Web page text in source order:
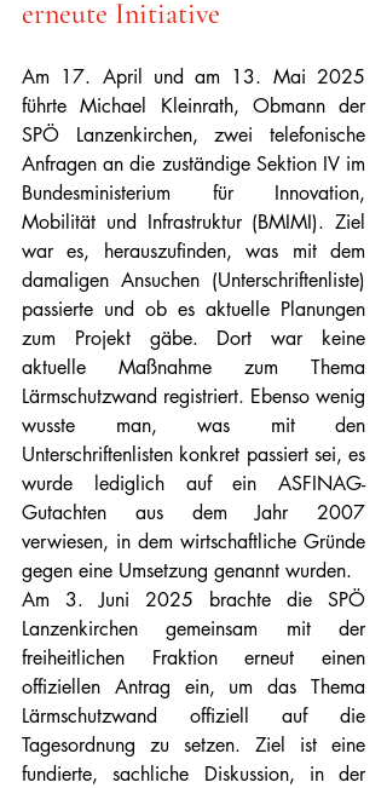
erneute Initiative
Am 17. April und am 13. Mai 2025
führte Michael Kleinrath, Obmann der
SPÖ Lanzenkirchen, zwei telefonische
Anfragen an die zuständige Sektion IV im
Bundesministerium für Innovation,
Mobilität und Infrastruktur (BMIMI). Ziel
war es, herauszufinden, was mit dem
damaligen Ansuchen (Unterschriftenliste)
passierte und ob es aktuelle Planungen
zum Projekt gäbe. Dort war keine
aktuelle Maßnahme zum Thema
Lärmschutzwand registriert. Ebenso wenig
wusste man, was mit den
Unterschriftenlisten konkret passiert sei, es
wurde lediglich auf ein ASFINAG-
Gutachten aus dem Jahr 2007
verwiesen, in dem wirtschaftliche Gründe
gegen eine Umsetzung genannt wurden.
Am 3. Juni 2025 brachte die SPÖ
Lanzenkirchen gemeinsam mit der
freiheitlichen Fraktion erneut einen
offiziellen Antrag ein, um das Thema
Lärmschutzwand offiziell auf die
Tagesordnung zu setzen. Ziel ist eine
fundierte, sachliche Diskussion, in der